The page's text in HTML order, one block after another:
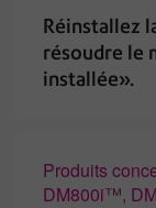
Réinstallez
résoudre le
installée».
Produits
DM800i™,